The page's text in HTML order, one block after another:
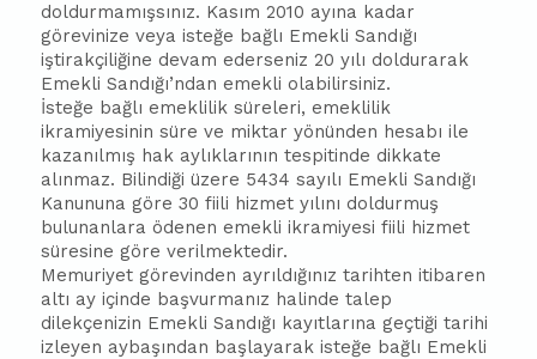
doldurmamışsınız. Kasım 2010 ayına kadar
görevinize veya isteğe bağlı Emekli Sandığı
iştirakçiliğine devam ederseniz 20 yılı doldurarak
Emekli Sandığı’ndan emekli olabilirsiniz.
İsteğe bağlı emeklilik süreleri, emeklilik
ikramiyesinin süre ve miktar yönünden hesabı ile
kazanılmış hak aylıklarının tespitinde dikkate
alınmaz. Bilindiği üzere 5434 sayılı Emekli Sandığı
Kanununa göre 30 fiili hizmet yılını doldurmuş
bulunanlara ödenen emekli ikramiyesi fiili hizmet
süresine göre verilmektedir.
Memuriyet görevinden ayrıldığınız tarihten itibaren
altı ay içinde başvurmanız halinde talep
dilekçenizin Emekli Sandığı kayıtlarına geçtiği tarihi
izleyen aybaşından başlayarak isteğe bağlı Emekli